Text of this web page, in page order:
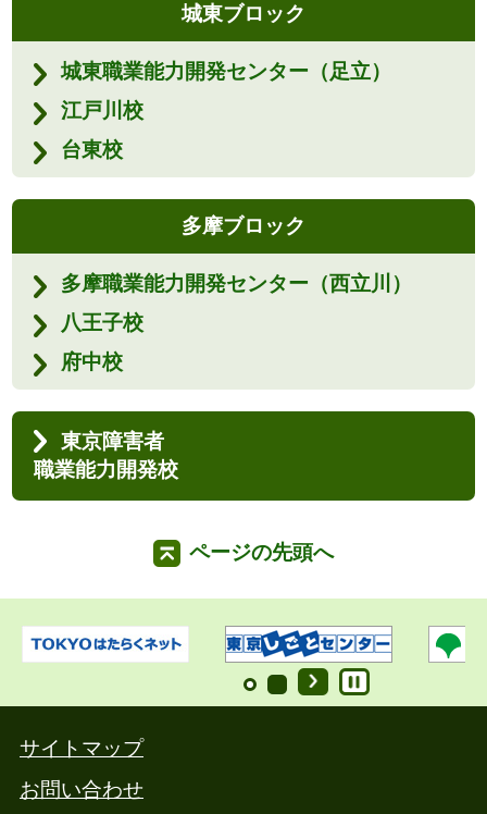
城東ブロック
城東職業能力開発センター（足立）
江戸川校
台東校
多摩ブロック
多摩職業能力開発センター（西立川）
八王子校
府中校
東京障害者
職業能力開発校
ページの先頭へ
サイトマップ
お問い合わせ